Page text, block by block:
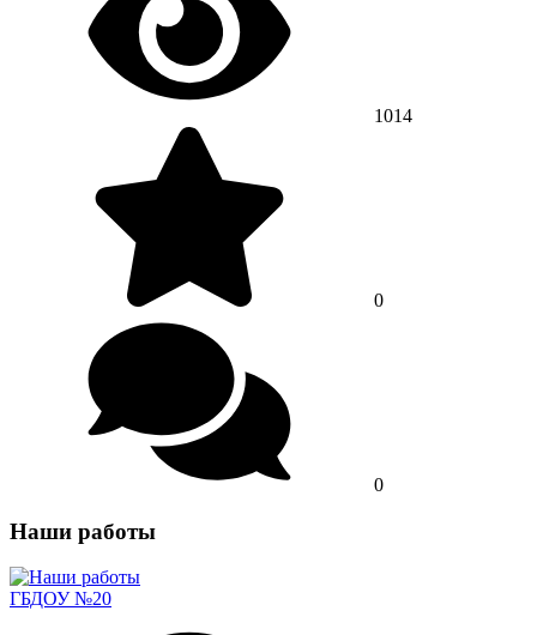
1014
0
0
Наши работы
ГБДОУ №20